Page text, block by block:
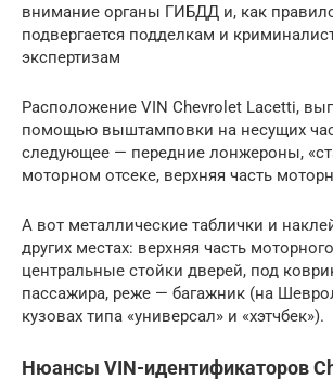
внимание органы ГИБДД и, как
подвергается подделкам и
экспертизам
Расположение VIN Chevrolet Lacetti,
помощью выштамповки на несущих
следующее — передние лонжероны,
моторном отсеке, верхняя часть
А вот металлические таблички и
других местах: верхняя часть
центральные стойки дверей, под
пассажира, реже — багажник (на
кузовах типа «универсал» и «хэтчбек»).
Нюансы VIN-идентификаторов